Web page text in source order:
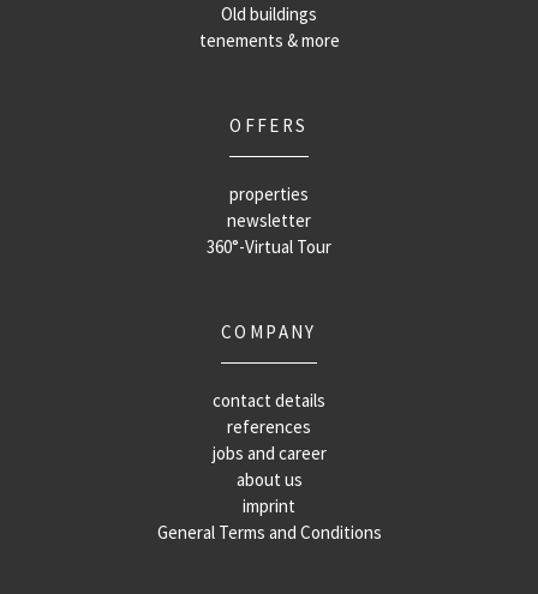
Old buildings
tenements & more
OFFERS
properties
newsletter
360°-Virtual Tour
COMPANY
contact details
references
jobs and career
about us
imprint
General Terms and Conditions